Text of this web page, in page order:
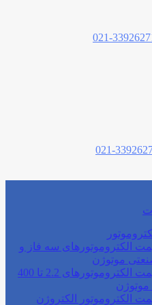
33926271-
33926271-
الکتروموتورهای سه فاز و
موتوژن
لیست قیمت الکتروموتورهای 2.2 تا 400
موتوژن
الکتروموتور الکتروژن